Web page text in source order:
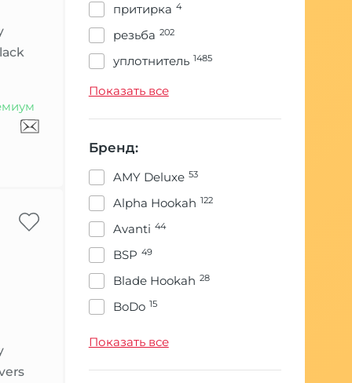
мундштуки
накладка
плитка 211
подсветка
полный комплект 235
полный комплект/сумка
сетка
средство
сумка 144
уловитель сиропа
уплотнители 476
чаша 391
11
притирка 4
резьба 202
уплотнитель 1485
Показать все
Бренд:
AMY Deluxe 53
Alpha Hookah 122
Avanti 44
BSP 49
Blade Hookah 28
BoDo 15
Показать все